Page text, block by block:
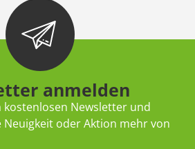
anmelden
kostenlosen Newsletter und
Neuigkeit oder Aktion mehr von